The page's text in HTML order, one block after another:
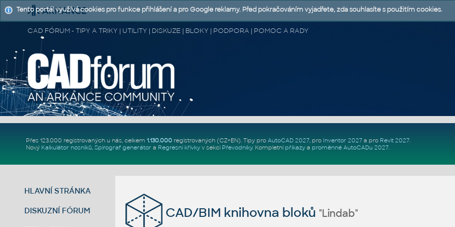
CAD FÓRUM - TIPY A TRIKY | UTILITY | DISKUZE | BLOKY | PODPORA | POMOC A RADY
Přes 123.000 registrovaných u nás, celkem 1.130.000registrovaných (CZ+EN). Tipy pro AutoCAD 2027, pro Inventor 2027a pro Revit 2027.
Nový Kalkulátor nosníků, Spirograf generátor a Regresní křivkyv sekci Převodníky. Kompletní příkazya proměnné AutoCADu 2027.
HLAVNÍ STRÁNKA
DISKUZNÍ FÓRUM CAD/BIM knihovna bloků "Lindab"
Tento portál využívá cookies pro funkce přihlášení a pro Google reklamy. Před pokračováním vyjadřete, zda souhlasíte s použitím cookies.